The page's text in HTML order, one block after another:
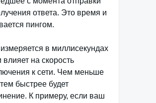
ответа. Это время и
пингом.
в миллисекундах
влияет на скорость
к сети. Чем меньше
тем быстрее будет
К примеру, если ваш